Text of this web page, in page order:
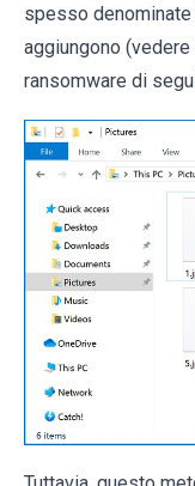
spesso
aggiungono
ransomware di